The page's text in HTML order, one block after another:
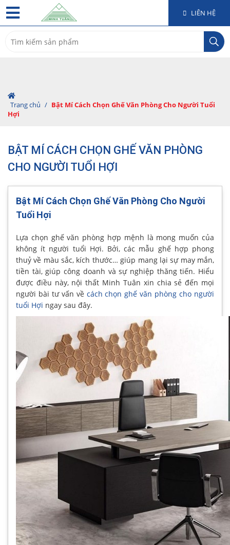
LIÊN HỆ
for:
Trang chủ / Bật Mí Cách Chọn Ghế Văn Phòng Cho Người Tuổi
Hợi
BẬT MÍ CÁCH CHỌN GHẾ VĂN PHÒNG
CHO NGƯỜI TUỔI HỢI
Bật Mí Cách Chọn Ghế Văn Phòng Cho Người
Tuổi Hợi
Lựa chọn ghế văn phòng hợp mệnh là mong muốn của
không ít người tuổi Hợi. Bởi, các mẫu ghế hợp phong
thuỷ về màu sắc, kích thước… giúp mang lại sự may mắn,
tiền tài, giúp công doanh và sự nghiệp thăng tiến. Hiểu
được điều này, nội thất Minh Tuân xin chia sẻ đến mọi
người bài tư vấn về cách chọn ghế văn phòng cho người
tuổi Hợi ngay sau đây.